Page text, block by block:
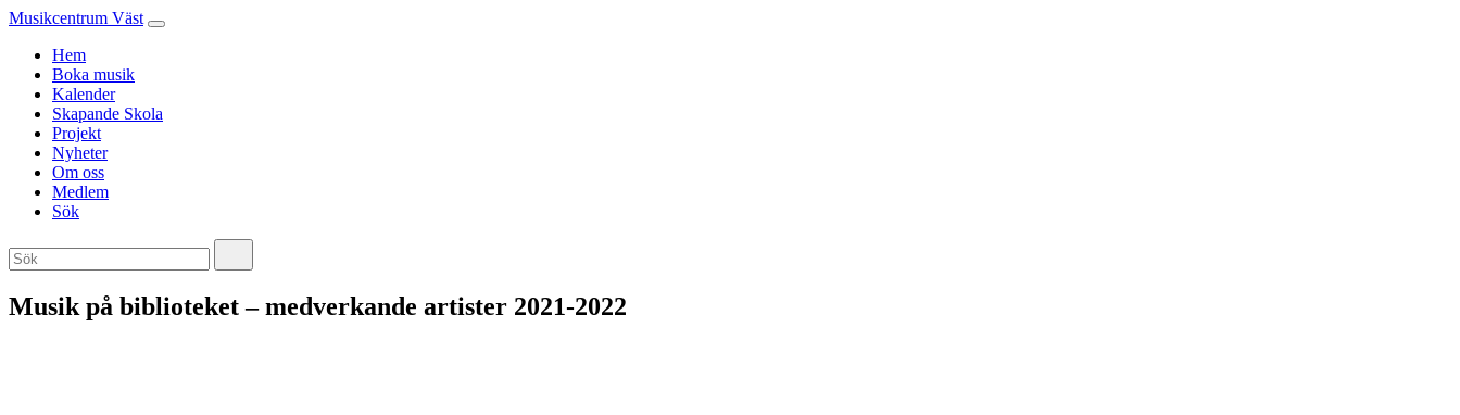
Musikcentrum Väst
Hem
Boka musik
Kalender
Skapande Skola
Projekt
Nyheter
Om oss
Medlem
Sök
Musik på biblioteket – medverkande artister 2021-2022